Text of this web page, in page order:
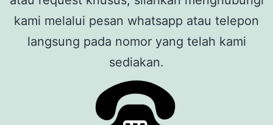
kami melalui pesan whatsapp atau telepon
langsung pada nomor yang telah kami
sediakan.